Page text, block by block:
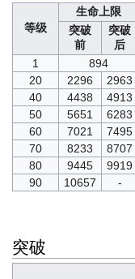
等级
生命上限
突破
前
突破
后
1
894
20 2296 2963
40
4438 4913
50
5651 6283
60
7021 7495
70
8233 8707
80
9445 9919
90
10657 -
突破